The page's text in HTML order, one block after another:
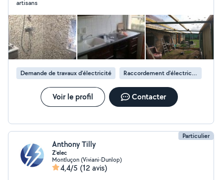
artisans
Demande de travaux d’électricité Raccordement d'électricité
Voir le profil Contacter
Particulier
Anthony Tilly
Z’elec
Montluçon (Viviani-Dunlop)
4,4/5 (12 avis)